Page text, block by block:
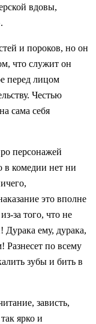
вдовы,
и пороков, но он
что служит он
перед лицом
Честью
сама себя
персонажей
в комедии нет ни
это вполне
за того, что не
Дурака ему, дурака,
Разнесет по всему
зубы и бить в
зависть,
ярко и